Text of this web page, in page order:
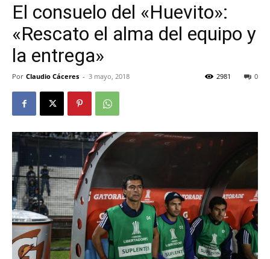
El consuelo del «Huevito»:
«Rescato el alma del equipo y
la entrega»
Por Claudio Cáceres - 3 mayo, 2018 0
2981